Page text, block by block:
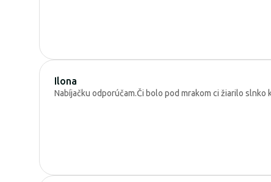
Ilona
Nabíjačku odporúčam.Či bolo pod mrakom ci žiarilo slnko